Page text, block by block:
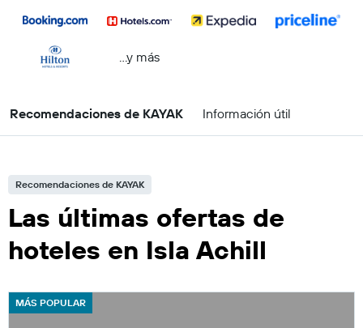
...y más
Recomendaciones de KAYAK Información útil
Recomendaciones de KAYAK
Las últimas ofertas de
hoteles en Isla Achill
MÁS POPULAR